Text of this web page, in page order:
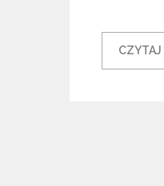
CZYTAJ